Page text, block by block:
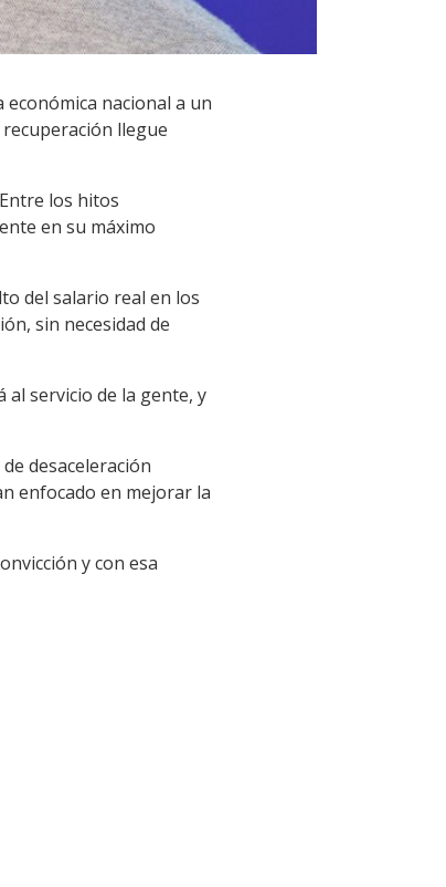
nacional a un
llegue
los hitos
en su máximo
del salario real en los
sin necesidad de
al servicio de la gente, y
desaceleración
enfocado en mejorar la
y con esa